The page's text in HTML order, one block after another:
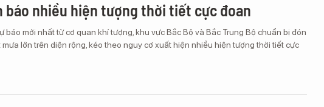
báo nhiều hiện tượng thời tiết cực đoan
báo mới nhất từ cơ quan khí tượng, khu vực Bắc Bộ và Bắc Trung Bộ chuẩn bị đón
mưa lớn trên diện rộng, kéo theo nguy cơ xuất hiện nhiều hiện tượng thời tiết cực